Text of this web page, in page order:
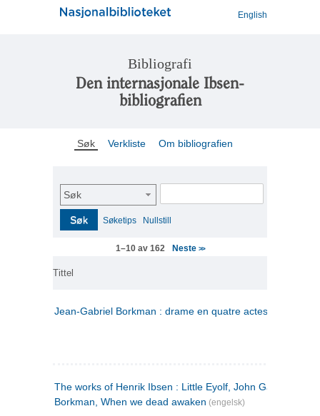
English
Bibliografi
Den internasjonale Ibsen-
bibliografien
Søk Verkliste Om bibliografien
Søk
Søk Søketips Nullstill
1–10 av 162 Neste >>
Tittel
Jean-Gabriel Borkman : drame en quatre actes
The works of Henrik Ibsen : Little Eyolf, John Gabriel
Borkman, When we dead awaken (engelsk)